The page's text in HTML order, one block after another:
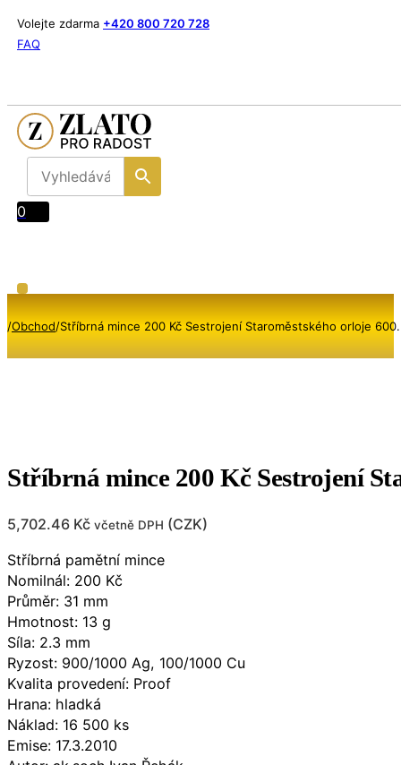
Volejte zdarma +420 800 720 728
FAQ
0
/Obchod/Stříbrná mince 200 Kč Sestrojení Staroměstského orloje
Stříbrná mince 200 Kč Sestrojení
5,702.46 Kč včetně DPH (CZK)
Stříbrná pamětní mince
Nomilnál: 200 Kč
Průměr: 31 mm
Hmotnost: 13 g
Síla: 2.3 mm
Ryzost: 900/1000 Ag, 100/1000 Cu
Kvalita provedení: Proof
Hrana: hladká
Náklad: 16 500 ks
Emise: 17.3.2010